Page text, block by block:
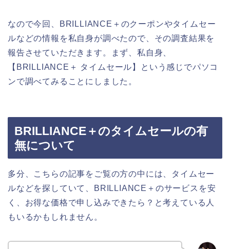
なので今回、BRILLIANCE＋のクーポンやタイムセー
ルなどの情報を私自身が調べたので、その調査結果を
報告させていただきます。まず、私自身、
【BRILLIANCE＋ タイムセール】という感じでパソコ
ンで調べてみることにしました。
BRILLIANCE＋のタイムセールの有
無について
多分、こちらの記事をご覧の方の中には、タイムセー
ルなどを探していて、BRILLIANCE＋のサービスを安
く、お得な価格で申し込みできたら？と考えている人
もいるかもしれません。